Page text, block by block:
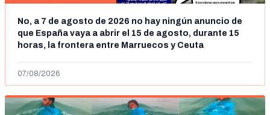
No, a 7 de agosto de 2026 no hay ningún anuncio de
que España vaya a abrir el 15 de agosto, durante 15
horas, la frontera entre Marruecos y Ceuta
07/08/2026